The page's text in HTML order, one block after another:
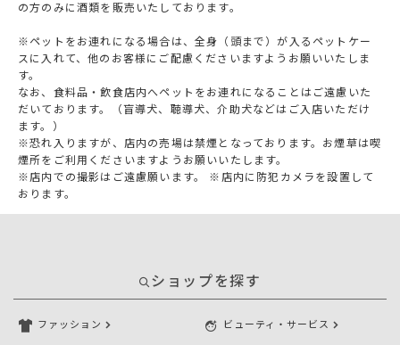
の方のみに酒類を販売いたしております。
※ペットをお連れになる場合は、全身（頭まで）が入るペットケー
スに入れて、他のお客様にご配慮くださいますようお願いいたしま
す。
なお、食料品・飲食店内へペットをお連れになることはご遠慮いた
だいております。（盲導犬、聴導犬、介助犬などはご入店いただけ
ます。）
※恐れ入りますが、店内の売場は禁煙となっております。お煙草は喫
煙所をご利用くださいますようお願いいたします。
※店内での撮影はご遠慮願います。 ※店内に防犯カメラを設置して
おります。
ショップを探す
ファッション ビューティ・サービス